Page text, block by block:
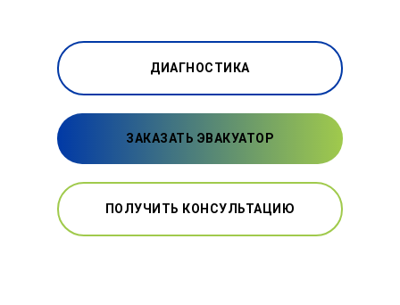
ДИАГНОСТИКА
ЗАКАЗАТЬ ЭВАКУАТОР
ПОЛУЧИТЬ КОНСУЛЬТАЦИЮ